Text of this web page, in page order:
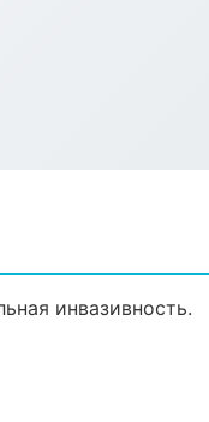
инвазивность.